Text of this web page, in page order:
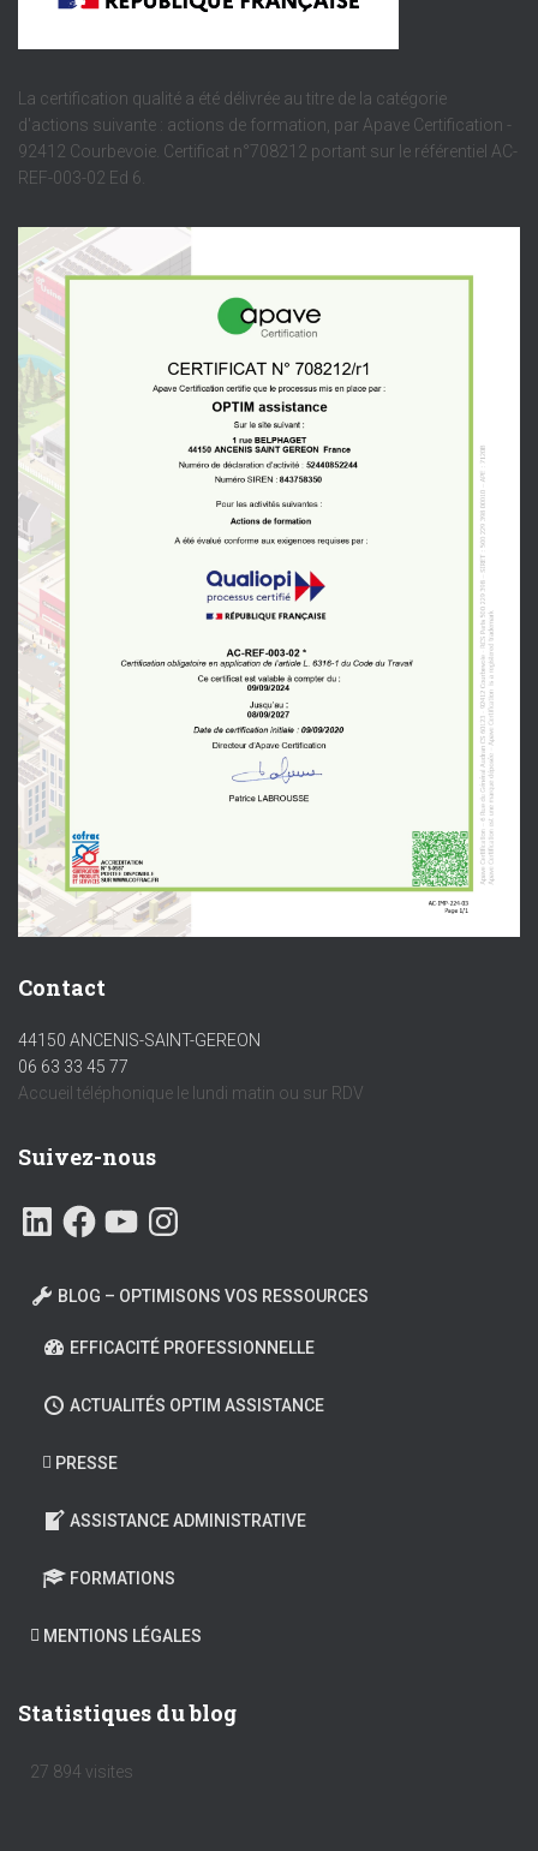
La certification qualité a été délivrée au titre de la catégorie
d'actions suivante : actions de formation, par Apave Certification -
92412 Courbevoie. Certificat n°708212 portant sur le référentiel AC-
REF-003-02 Ed 6.
Contact
44150 ANCENIS-SAINT-GEREON
06 63 33 45 77
Accueil téléphonique le lundi matin ou sur RDV
Suivez-nous
BLOG – OPTIMISONS VOS RESSOURCES
EFFICACITÉ PROFESSIONNELLE
ACTUALITÉS OPTIM ASSISTANCE
PRESSE
ASSISTANCE ADMINISTRATIVE
FORMATIONS
MENTIONS LÉGALES
Statistiques du blog
27 894 visites